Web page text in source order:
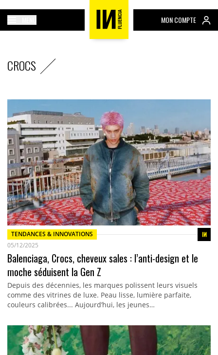
MON COMPTE
CROCS
TENDANCES & INNOVATIONS
05/12/2025
Balenciaga, Crocs, cheveux sales : l’anti-design et le
moche séduisent la Gen Z
Depuis des décennies, les marques polissent leurs visuels
comme des vitrines de luxe. Peau lisse, lumière parfaite,
couleurs calibrées... Aujourd’hui, les jeunes…